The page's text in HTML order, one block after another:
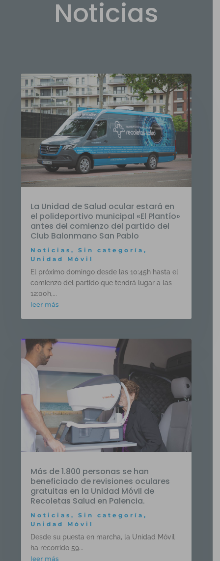
Noticias
La Unidad de Salud ocular estará en
el polideportivo municipal «El Plantío»
antes del comienzo del partido del
Club Balonmano San Pablo
Noticias,Sin categoría,
Unidad Móvil
El próximo domingo desde las 10:45h hasta el
comienzo del partido que tendrá lugar a las
12:00h,...
leer más
Más de 1.800 personas se han
beneficiado de revisiones oculares
gratuitas en la Unidad Móvil de
Recoletas Salud en Palencia.
Noticias,Sin categoría,
Unidad Móvil
Desde su puesta en marcha, la Unidad Móvil
ha recorrido 59...
leer más